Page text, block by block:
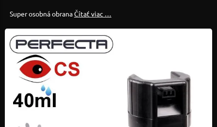
Super osobná obranaČítať viac …